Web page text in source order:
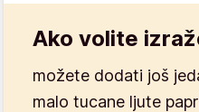
Ako volite
možete dodati još
malo tucane ljute